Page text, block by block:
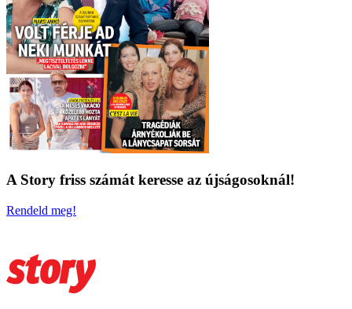
A Story friss számát keresse az újságosoknál!
Rendeld meg!